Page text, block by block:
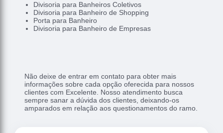
Divisoria para Banheiros Coletivos
Divisoria para Banheiro de Shopping
Porta para Banheiro
Divisoria para Banheiro de Empresas
Não deixe de entrar em contato para obter mais
informações sobre cada opção oferecida para nossos
clientes com Excelente. Nosso atendimento busca
sempre sanar a dúvida dos clientes, deixando-os
amparados em relação aos questionamentos do ramo.